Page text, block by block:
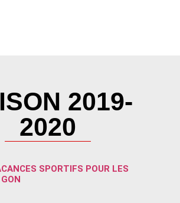
2019-
2020
SPORTIFS POUR LES